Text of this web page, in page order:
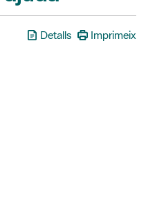
Detalls
Imprimeix
de les valoracions és de 0